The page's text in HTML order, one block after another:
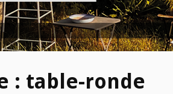
: table-ronde